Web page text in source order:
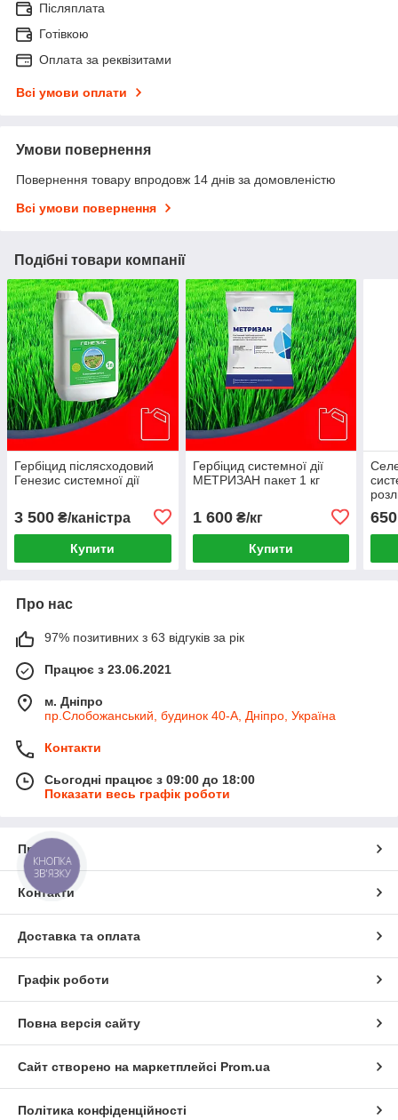
Післяплата
Готівкою
Оплата за реквізитами
Всі умови оплати
Умови повернення
Повернення товару впродовж 14 днів за домовленістю
Всі умови повернення
Подібні товари компанії
Гербіцид післясходовий
Генезис системної дії
3 500 ₴/каністра
Купити
Гербіцид системної дії
МЕТРИЗАН пакет 1 кг
1 600₴/кг
Купити
650
Про нас
97% позитивних з 63 відгуків за рік
Працює з 23.06.2021
м. Дніпро
пр.Слобожанський, будинок 40-А, Дніпро, Україна
Контакти
Сьогодні працює з 09:00 до 18:00
Показати весь графік роботи
Про нас
Контакти
Доставка та оплата
Графік роботи
Повна версія сайту
Сайт створено на маркетплейсі Prom.ua
Політика конфіденційності
КНОПКА
ЗВ'ЯЗКУ